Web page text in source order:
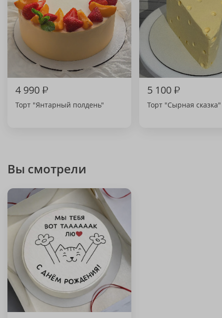
4 990₽
Торт "Янтарный полдень"
5 100₽
Торт "Сырная сказка"
Вы смотрели